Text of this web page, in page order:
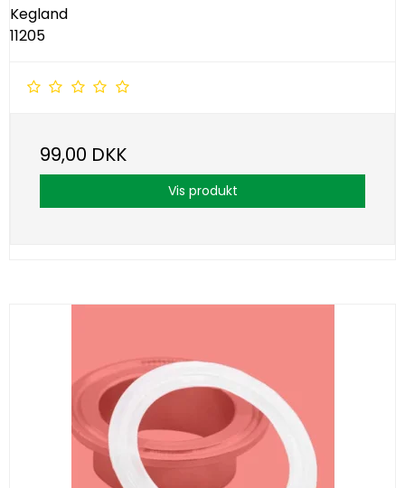
Kegland
11205
99,00 DKK
Vis produkt